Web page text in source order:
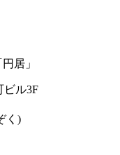
ビル3F
く)